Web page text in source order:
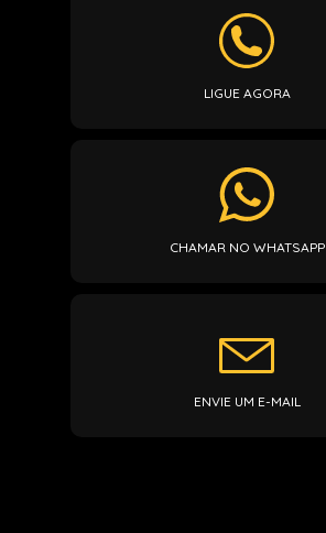
LIGUE AGORA
CHAMAR NO WHATSAPP
ENVIE UM E-MAIL